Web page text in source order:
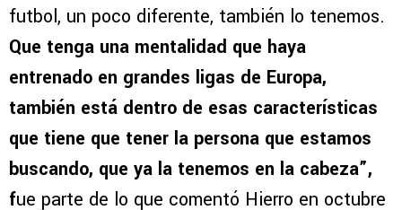
futbol, un poco diferente, también lo tenemos.
Que tenga una mentalidad que haya
entrenado en grandes ligas de Europa,
también está dentro de esas características
que tiene que tener la persona que estamos
buscando, que ya la tenemos en la cabeza”,
fue parte de lo que comentó Hierro en octubre